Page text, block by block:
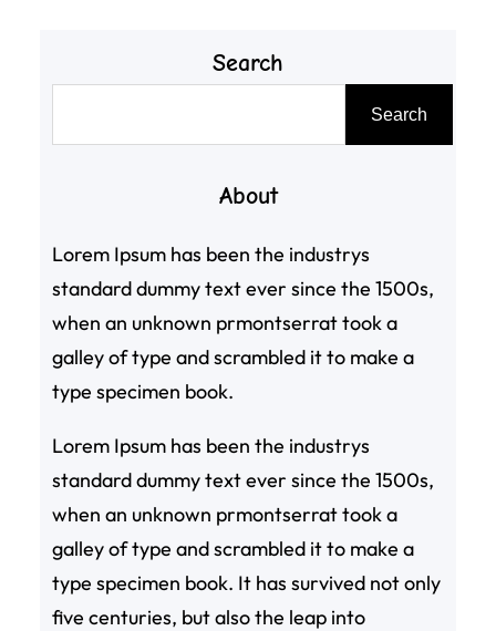
Search
Search
About
Lorem Ipsum has been the industrys
standard dummy text ever since the 1500s,
when an unknown prmontserrat took a
galley of type and scrambled it to make a
type specimen book.
Lorem Ipsum has been the industrys
standard dummy text ever since the 1500s,
when an unknown prmontserrat took a
galley of type and scrambled it to make a
type specimen book. It has survived not only
five centuries, but also the leap into